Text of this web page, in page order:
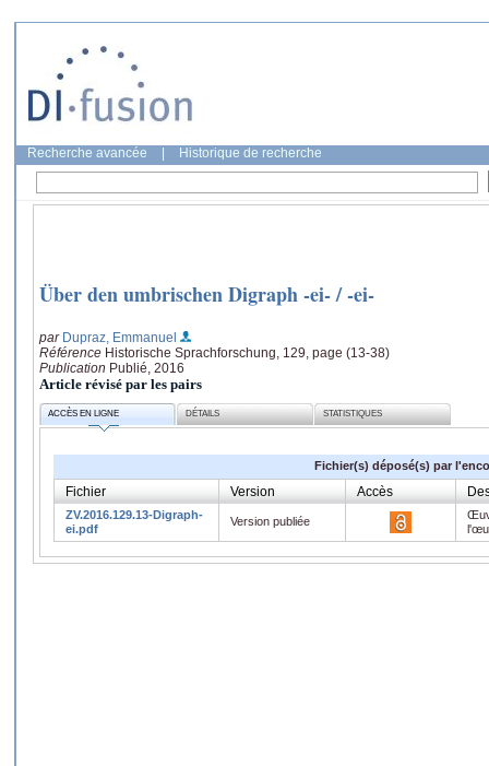
Recherche avancée Historique de recherche
Über den umbrischen Digraph -ei- / -ei-
par Dupraz, Emmanuel
Référence Historische Sprachforschung, 129, page (13-38)
Publication Publié, 2016
Article révisé par les pairs
ACCÈS EN LIGNE DÉTAILS STATISTIQUES
Fichier(s) déposé(s) par
Fichier Version Accès
ZV.2016.129.13-Digraph-
ei.pdf
Version publiée